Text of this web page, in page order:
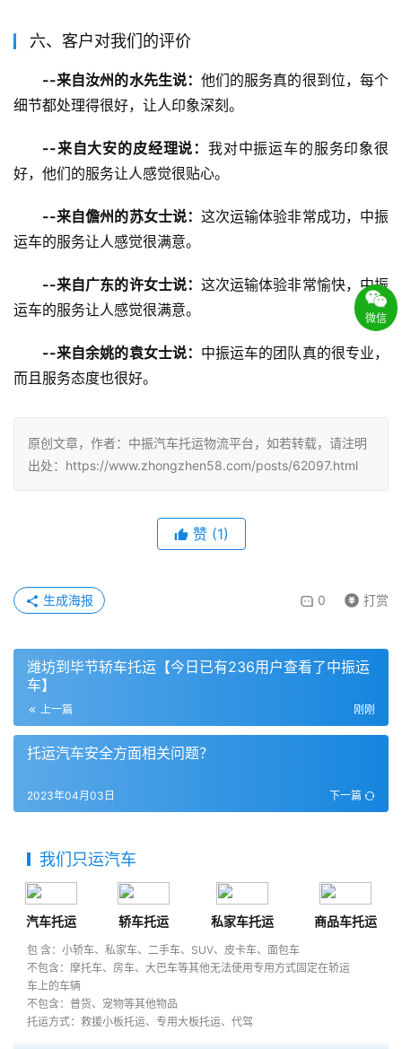
六、客户对我们的评价
--来自汝州的水先生说： 他们的服务真的很到位，每个
细节都处理得很好，让人印象深刻。
--来自大安的皮经理说： 我对中振运车的服务印象很
好，他们的服务让人感觉很贴心。
--来自儋州的苏女士说： 这次运输体验非常成功，中振
运车的服务让人感觉很满意。
--来自广东的许女士说： 这次运输体验非常愉快，中振
运车的服务让人感觉很满意。
--来自余姚的袁女士说： 中振运车的团队真的很专业，
而且服务态度也很好。
原创文章，作者：中振汽车托运物流平台，如若转载，请注明
出处：https://www.zhongzhen58.com/posts/62097.html
赞 (1)
0 打赏
生成海报
潍坊到毕节轿车托运【今日已有236用户查看了中振运
车】
上一篇 刚刚
托运汽车安全方面相关问题？
下一篇
2023年04月03日
我们只运汽车
汽车托运 轿车托运 私家车托运 商品车托运
包 含：小轿车、私家车、二手车、SUV、皮卡车、面包车
不包含：摩托车、房车、大巴车等其他无法使用专用方式固定在轿运
车上的车辆
不包含：普货、宠物等其他物品
托运方式：救援小板托运、专用大板托运、代驾
微信